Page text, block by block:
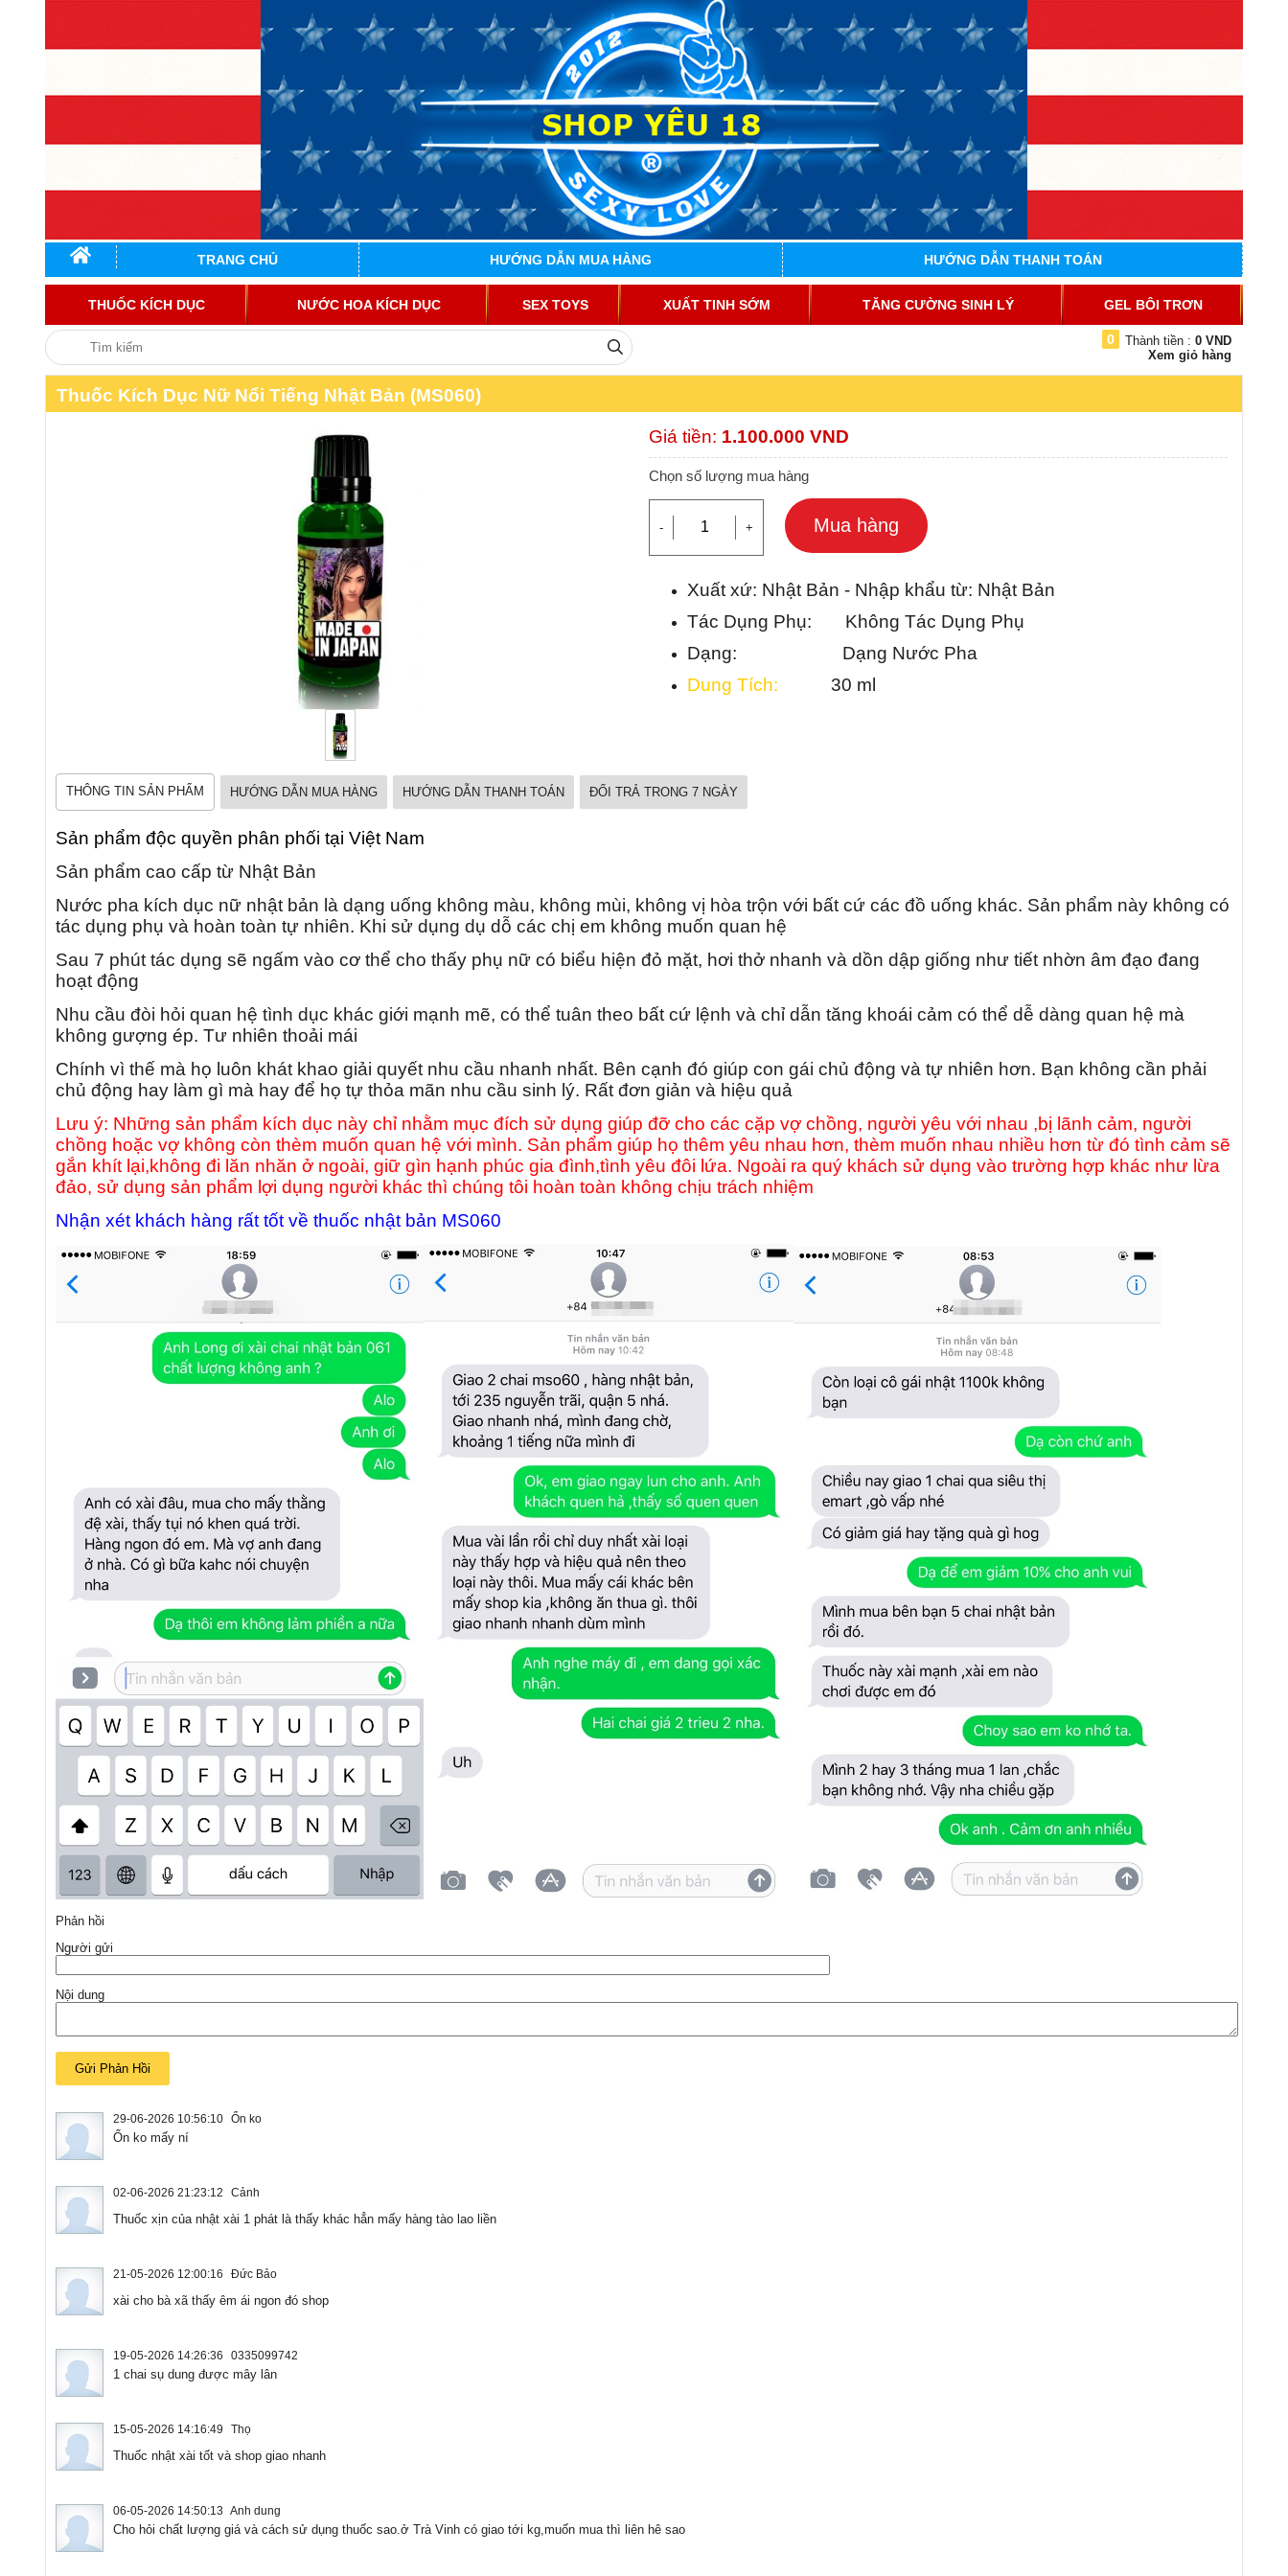
TRANG CHỦ HƯỚNG DẪN MUA HÀNG HƯỚNG DẪN THANH TOÁN
THUỐC KÍCH DỤC NƯỚC HOA KÍCH DỤC SEX TOYS XUẤT TINH SỚM TĂNG CƯỜNG SINH LÝ GEL BÔI TRƠN
0 Thành tiền : 0 VND
Xem giỏ hàng
Thuốc Kích Dục Nữ Nổi Tiếng Nhật Bản (MS060)
Giá tiền: 1.100.000 VND
Chọn số lượng mua hàng
- + Mua hàng
Xuất xứ: Nhật Bản - Nhập khẩu từ: Nhật Bản
Tác Dụng Phụ: Không Tác Dụng Phụ
Dạng: Dạng Nước Pha
Dung Tích:
30 ml
THÔNG TIN SẢN PHẨM HƯỚNG DẪN MUA HÀNG HƯỚNG DẪN THANH TOÁN ĐỔI TRẢ TRONG 7 NGÀY
Sản phẩm độc quyền phân phối tại Việt Nam
Sản phẩm cao cấp từ Nhật Bản
Nước pha kích dục nữ nhật bản là dạng uống không màu, không mùi, không vị hòa trộn với bất cứ các đồ uống khác. Sản phẩm này không có
tác dụng phụ và hoàn toàn tự nhiên. Khi sử dụng dụ dỗ các chị em không muốn quan hệ
Sau 7 phút tác dụng sẽ ngấm vào cơ thể cho thấy phụ nữ có biểu hiện đỏ mặt, hơi thở nhanh và dồn dập giống như tiết nhờn âm đạo đang
hoạt động
Nhu cầu đòi hỏi quan hệ tình dục khác giới mạnh mẽ, có thể tuân theo bất cứ lệnh và chỉ dẫn tăng khoái cảm có thể dễ dàng quan hệ mà
không gượng ép. Tư nhiên thoải mái
Chính vì thế mà họ luôn khát khao giải quyết nhu cầu nhanh nhất. Bên cạnh đó giúp con gái chủ động và tự nhiên hơn. Bạn không cần phải
chủ động hay làm gì mà hay để họ tự thỏa mãn nhu cầu sinh lý. Rất đơn giản và hiệu quả
Lưu ý: Những sản phẩm kích dục này chỉ nhằm mục đích sử dụng giúp đỡ cho các cặp vợ chồng, người yêu với nhau ,bị lãnh cảm, người
chồng hoặc vợ không còn thèm muốn quan hệ với mình. Sản phẩm giúp họ thêm yêu nhau hơn, thèm muốn nhau nhiều hơn từ đó tình cảm sẽ
gắn khít lại,không đi lăn nhăn ở ngoài, giữ gìn hạnh phúc gia đình,tình yêu đôi lứa. Ngoài ra quý khách sử dụng vào trường hợp khác như lừa
đảo, sử dụng sản phẩm lợi dụng người khác thì chúng tôi hoàn toàn không chịu trách nhiệm
Nhận xét khách hàng rất tốt về thuốc nhật bản MS060
Phản hồi
Người gửi
Nội dung
29-06-2026 10:56:10 Ổn ko
Ổn ko mấy ní
02-06-2026 21:23:12 Cảnh
Thuốc xịn của nhật xài 1 phát là thấy khác hẳn mấy hàng tào lao liền
21-05-2026 12:00:16 Đức Bảo
xài cho bà xã thấy êm ái ngon đó shop
19-05-2026 14:26:36 0335099742
1 chai sụ dung được mây lân
15-05-2026 14:16:49 Thọ
Thuốc nhật xài tốt và shop giao nhanh
06-05-2026 14:50:13 Anh dung
Cho hỏi chất lượng giá và cách sử dụng thuốc sao.ở Trà Vinh có giao tới kg,muốn mua thì liên hê sao